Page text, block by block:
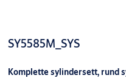
SY5585M_SYS
Komplette sylindersett, rund